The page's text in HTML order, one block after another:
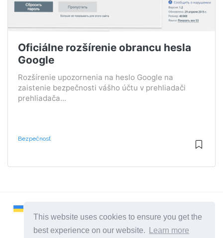
This website uses cookies to ensure you get the
best experience on our website.
Learn more
Oficiálne rozšírenie obrancu hesla
Google
Rozšírenie upozornenia na heslo Google na
zaistenie bezpečnosti vášho účtu v prehliadači
prehliadača...
Bezpečnosť